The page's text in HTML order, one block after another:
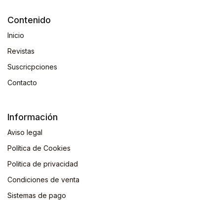
Contenido
Inicio
Revistas
Suscricpciones
Contacto
Información
Aviso legal
Política de Cookies
Politica de privacidad
Condiciones de venta
Sistemas de pago